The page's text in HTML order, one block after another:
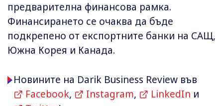
предварителна финансова рамка.
Финансирането се очаква да бъде
подкрепено от експортните банки на САЩ,
Южна Корея и Канада.
Новините на Darik Business Review във
Facebook, Instagram, LinkedIn и